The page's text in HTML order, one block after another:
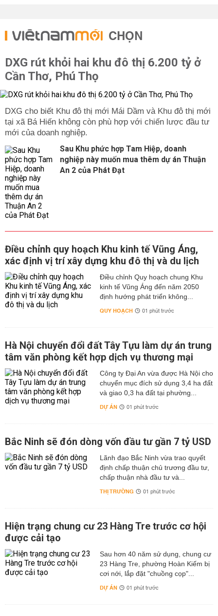
CHỌN
DXG rút khỏi hai khu đô thị 6.200 tỷ ở
Cần Thơ, Phú Thọ
DXG cho biết Khu đô thị mới Mái Dầm và Khu đô thị mới
tại xã Bá Hiến không còn phù hợp với chiến lược đầu tư
mới của doanh nghiệp.
Sau Khu phức hợp Tam Hiệp, doanh
nghiệp này muốn mua thêm dự án Thuận
An 2 của Phát Đạt
Điều chỉnh quy hoạch Khu kinh tế Vũng Áng,
xác định vị trí xây dựng khu đô thị và du lịch
Điều chỉnh Quy hoạch chung Khu
kinh tế Vũng Áng đến năm 2050
định hướng phát triển không...
QUY HOẠCH 01 phút trước
Hà Nội chuyển đổi đất Tây Tựu làm dự án trung
tâm văn phòng kết hợp dịch vụ thương mại
Công ty Đại An vừa được Hà Nội cho
chuyển mục đích sử dụng 3,4 ha đất
và giao 0,3 ha đất tại phường...
DỰ ÁN 01 phút trước
Bắc Ninh sẽ đón dòng vốn đầu tư gần 7 tỷ USD
Lãnh đạo Bắc Ninh vừa trao quyết
định chấp thuận chủ trương đầu tư,
chấp thuận nhà đầu tư và...
THỊ TRƯỜNG 01 phút trước
Hiện trạng chung cư 23 Hàng Tre trước cơ hội
được cải tạo
Sau hơn 40 năm sử dụng, chung cư
23 Hàng Tre, phường Hoàn Kiếm bị
cơi nới, lắp đặt "chuồng cọp"...
DỰ ÁN 01 phút trước